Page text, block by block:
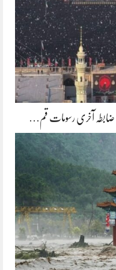
ضابطہ آخری رسومات قم…